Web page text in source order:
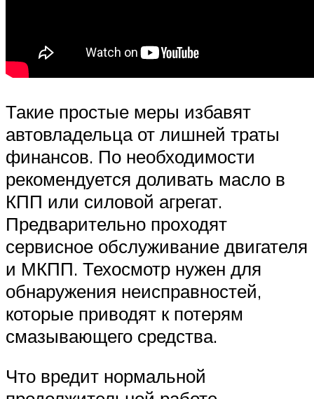
Такие простые меры избавят
автовладельца от лишней траты
финансов. По необходимости
рекомендуется доливать масло в
КПП или силовой агрегат.
Предварительно проходят
сервисное обслуживание двигателя
и МКПП. Техосмотр нужен для
обнаружения неисправностей,
которые приводят к потерям
смазывающего средства.
Что вредит нормальной